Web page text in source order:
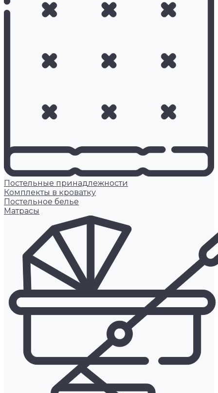
Постельные принадлежности
Комплекты в кроватку
Постельное белье
Матрасы